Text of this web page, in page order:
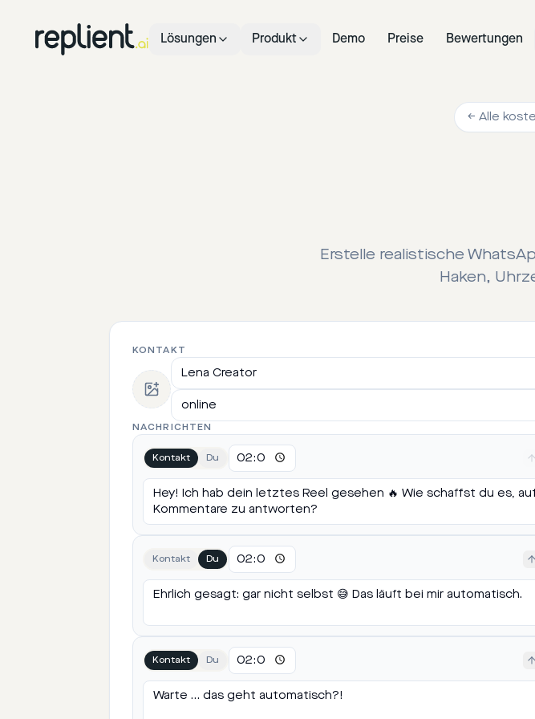
Lösungen Produkt Demo Preise Bewertungen
← Alle
Erstelle realistische
Haken,
KONTAKT
NACHRICHTEN
Kontakt Du
Kontakt Du
Kontakt Du